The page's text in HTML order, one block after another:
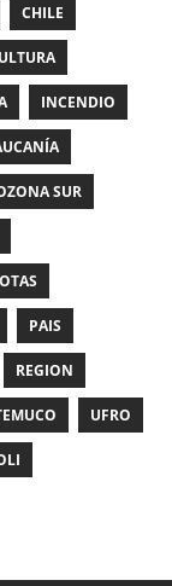
CHILE
INCENDIO
SUR
PAIS
REGION
UFRO